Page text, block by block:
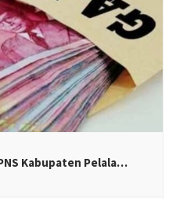
Kabupaten Pelala…